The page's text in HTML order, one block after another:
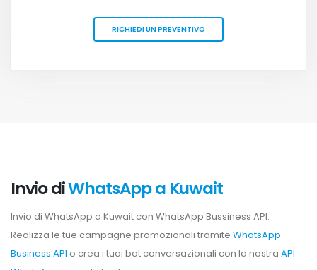
RICHIEDI UN PREVENTIVO
Invio diWhatsApp a Kuwait
Invio di WhatsApp a Kuwait con WhatsApp Bussiness API.
Realizza le tue campagne promozionali tramite WhatsApp
Business API o crea i tuoi bot conversazionali con la nostra API